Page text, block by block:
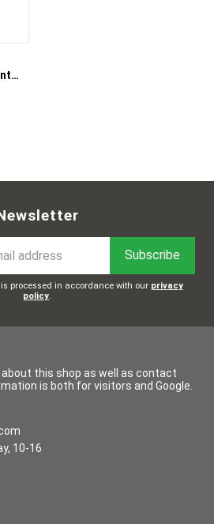
Subscribe
processed in accordance with our privacy
policy.
this shop as well as contact
is both for visitors and Google.
10-16